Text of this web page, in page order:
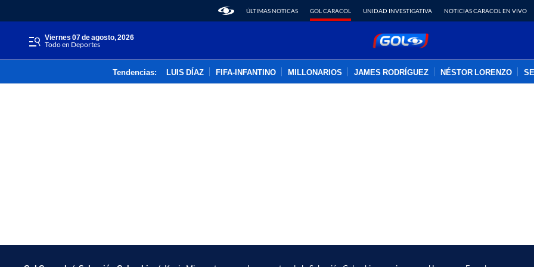
ÚLTIMAS NOTICAS GOL CARACOL UNIDAD INVESTIGATIVA NOTICIAS CARACOL EN VIVO
viernes 07 de agosto, 2026
Todo en Deportes
Tendencias: LUIS DÍAZ FIFA-INFANTINO MILLONARIOS JAMES RODRÍGUEZ NÉSTOR LORENZO